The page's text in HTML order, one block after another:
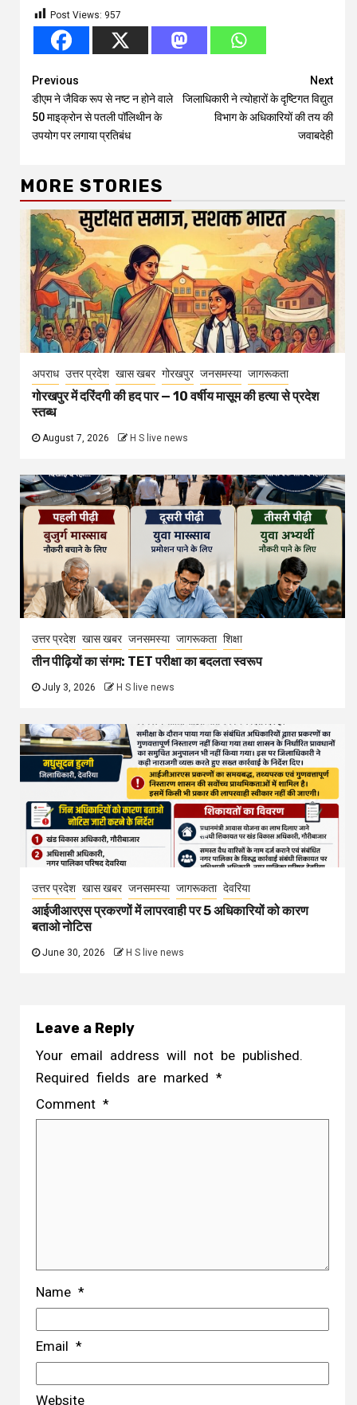
Post Views: 957
Continue
Reading
Previous
डीएम ने जैविक रूप से नष्ट न होने वाले
50 माइक्रोन से पतली पॉलिथीन के
उपयोग पर लगाया प्रतिबंध
Next
जिलाधिकारी ने त्योहारों के दृष्टिगत विद्युत
विभाग के अधिकारियों की तय की
जवाबदेही
MORE STORIES
अपराध उत्तर प्रदेश खास खबर गोरखपुर जनसमस्या जागरूकता
गोरखपुर में दरिंदगी की हद पार — 10 वर्षीय मासूम की हत्या से प्रदेश
स्तब्ध
August 7, 2026 H S live news
उत्तर प्रदेश खास खबर जनसमस्या जागरूकता शिक्षा
तीन पीढ़ियों का संगम: TET परीक्षा का बदलता स्वरूप
July 3, 2026 H S live news
उत्तर प्रदेश खास खबर जनसमस्या जागरूकता देवरिया
आईजीआरएस प्रकरणों में लापरवाही पर 5 अधिकारियों को कारण
बताओ नोटिस
June 30, 2026 H S live news
Leave a Reply
Your email address will not be published.
Required fields are marked *
Comment *
Name *
Email *
Website